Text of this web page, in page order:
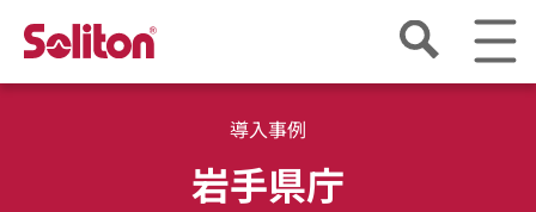
導入事例
岩手県庁